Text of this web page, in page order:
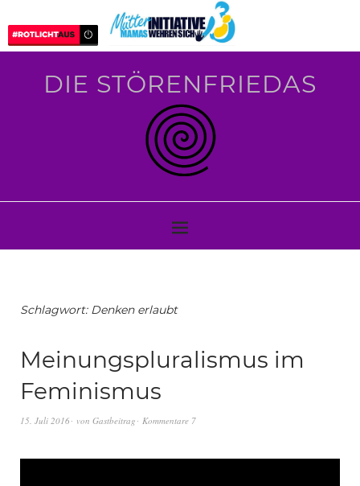
DIE STÖRENFRIEDAS
Schlagwort: Denken erlaubt
Meinungspluralismus im
Feminismus
15. Juli 2016 von Gastbeitrag Kommentare 7